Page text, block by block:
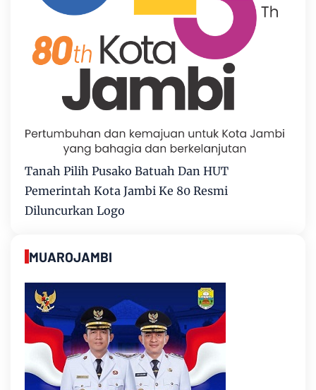
Tanah Pilih Pusako Batuah Dan HUT
Pemerintah Kota Jambi Ke 80 Resmi
Diluncurkan Logo
MUAROJAMBI